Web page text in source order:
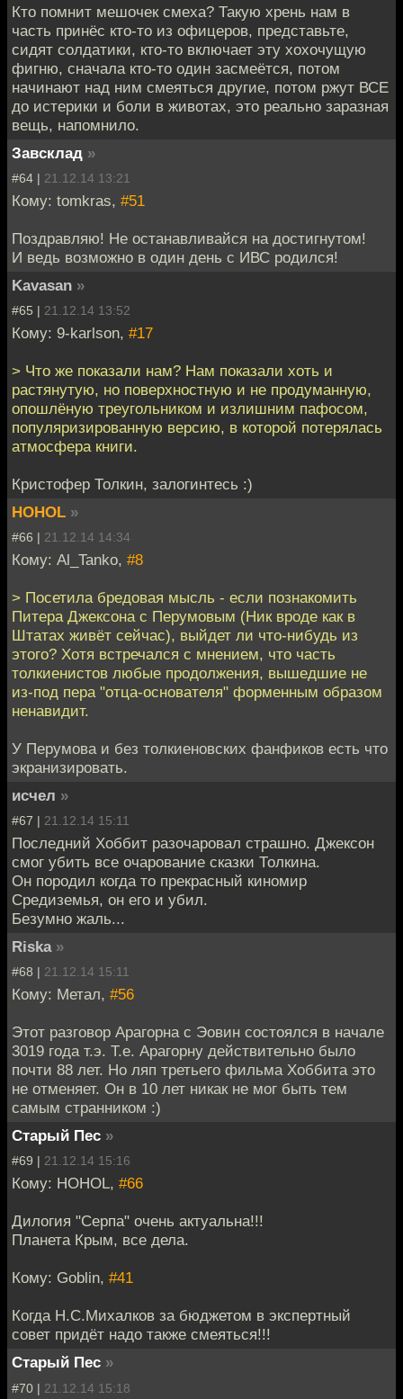
Кто помнит мешочек смеха? Такую хрень нам в
часть принёс кто-то из офицеров, представьте,
сидят солдатики, кто-то включает эту хохочущую
фигню, сначала кто-то один засмеётся, потом
начинают над ним смеяться другие, потом ржут ВСЕ
до истерики и боли в животах, это реально заразная
вещь, напомнило.
Завсклад »
#64 | 21.12.14 13:21
Кому: tomkras, #51
Поздравляю! Не останавливайся на достигнутом!
И ведь возможно в один день с ИВС родился!
Kavasan »
#65 | 21.12.14 13:52
Кому: 9-karlson, #17
> Что же показали нам? Нам показали хоть и
растянутую, но поверхностную и не продуманную,
опошлёную треугольником и излишним пафосом,
популяризированную версию, в которой потерялась
атмосфера книги.
Кристофер Толкин, залогинтесь :)
HOHOL »
#66 | 21.12.14 14:34
Кому: Al_Tanko, #8
> Посетила бредовая мысль - если познакомить
Питера Джексона с Перумовым (Ник вроде как в
Штатах живёт сейчас), выйдет ли что-нибудь из
этого? Хотя встречался с мнением, что часть
толкиенистов любые продолжения, вышедшие не
из-под пера "отца-основателя" форменным образом
ненавидит.
У Перумова и без толкиеновских фанфиков есть что
экранизировать.
исчел »
#67 | 21.12.14 15:11
Последний Хоббит разочаровал страшно. Джексон
смог убить все очарование сказки Толкина.
Он породил когда то прекрасный киномир
Средиземья, он его и убил.
Безумно жаль...
Riska »
#68 | 21.12.14 15:11
Кому: Метал, #56
Этот разговор Арагорна с Эовин состоялся в начале
3019 года т.э. Т.е. Арагорну действительно было
почти 88 лет. Но ляп третьего фильма Хоббита это
не отменяет. Он в 10 лет никак не мог быть тем
самым странником :)
Старый Пес »
#69 | 21.12.14 15:16
Кому: HOHOL, #66
Дилогия "Серпа" очень актуальна!!!
Планета Крым, все дела.
Кому: Goblin, #41
Когда Н.С.Михалков за бюджетом в экспертный
совет придёт надо также смеяться!!!
Старый Пес »
#70 | 21.12.14 15:18